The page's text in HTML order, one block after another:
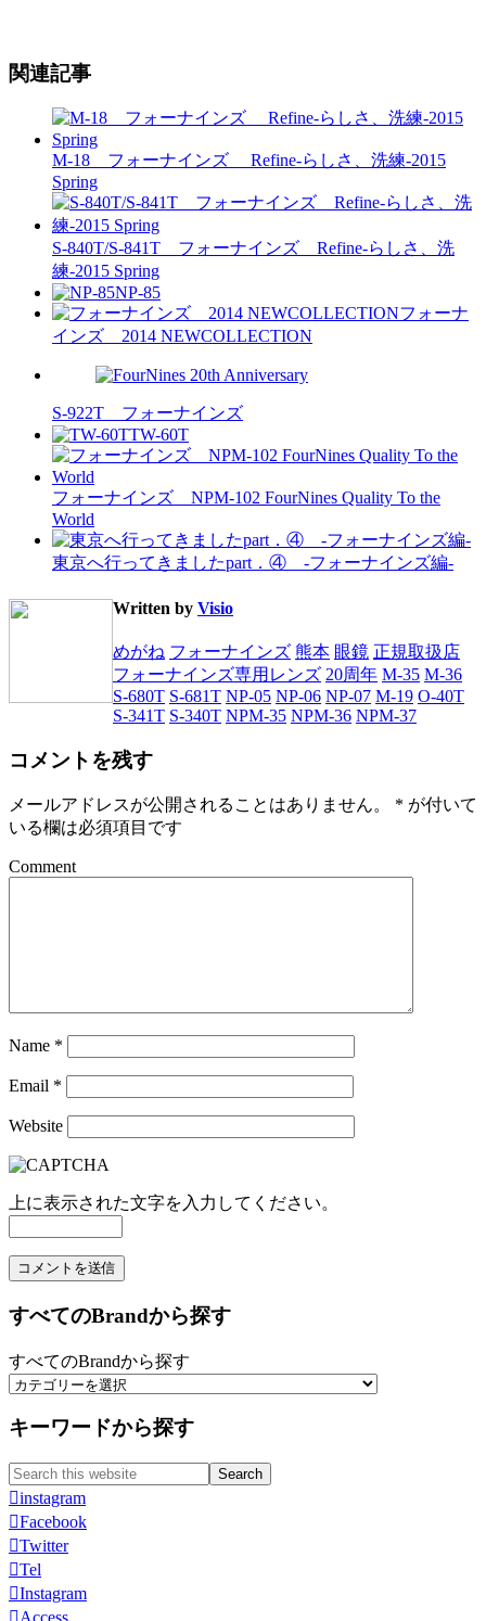
関連記事
M-18 フォーナインズ Refine-らしさ、洗練-2015
Spring
S-840T/S-841T フォーナインズ Refine-らしさ、洗
練-2015 Spring
NP-85
フォーナ
インズ 2014 NEWCOLLECTION
S-922T フォーナインズ
TW-60T
フォーナインズ NPM-102 FourNines Quality To the
World
東京へ行ってきましたpart．④ -フォーナインズ編-
Written by Visio
めがね フォーナインズ 熊本 眼鏡 正規取扱店
フォーナインズ専用レンズ 20周年 M-35 M-36
S-680T S-681T NP-05 NP-06 NP-07 M-19 O-40T
S-341T S-340T NPM-35 NPM-36 NPM-37
コメントを残す
メールアドレスが公開されることはありません。 * が付いて
いる欄は必須項目です
Comment
Name *
Email *
Website
上に表示された文字を入力してください。
すべてのBrandから探す
すべてのBrandから探す
キーワードから探す
Search
for:
Search
instagram
Facebook
Twitter
Tel
Instagram
Access